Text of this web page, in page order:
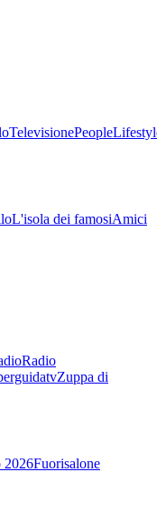
TelevisionePeople
L'isola dei famosiAmici
Radio
Zuppa di
2026Fuorisalone